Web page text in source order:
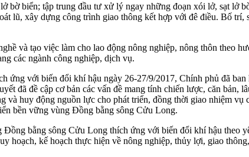
bờ biển; tập trung đầu tư xử lý ngay những đoạn xói lở, sạt lở
lũ, xây dựng công trình giao thông kết hợp với đê điều. Bố trí,
và tạo việc làm cho lao động nông nghiệp, nông thôn theo
các ngành công nghiệp, dịch vụ.
với biến đổi khí hậu ngày 26-27/9/2017, Chính phủ đã
đã đề cập cơ bản các vấn đề mang tính chiến lược, căn bản,
huy động nguồn lực cho phát triển, đồng thời giao nhiệm
bền vững vùng Đồng bằng sông Cửu Long.
bằng sông Cửu Long thích ứng với biến đổi khí hậu theo
hoạch, kế hoạch thực hiện về nông nghiệp, thủy lợi, giao